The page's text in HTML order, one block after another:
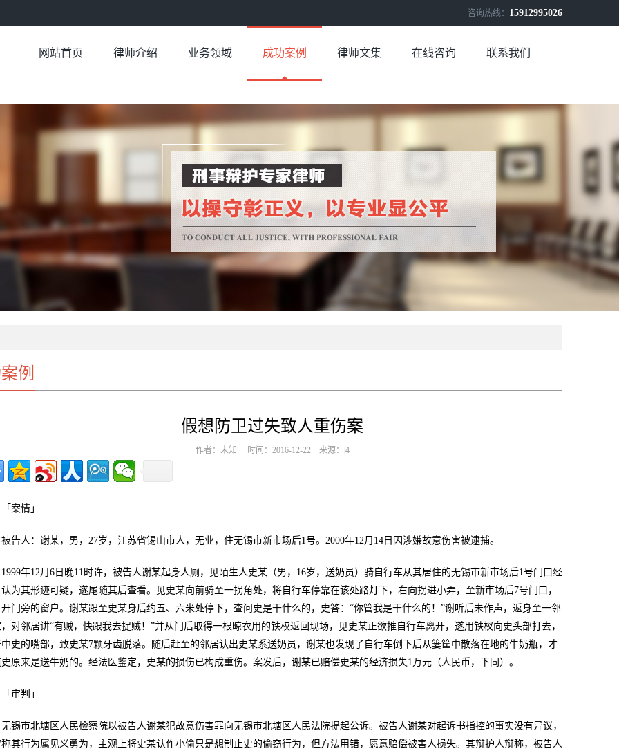
咨询热线： 15912995026
网站首页 律师介绍 业务领域 成功案例 律师文集 在线咨询 联系我们
例
假想防卫过失致人重伤案
作者：未知 时间：2016-12-22 来源：|4
「案情」
被告人：谢某，男，27岁，江苏省锡山市人，无业，住无锡市新市场后1号。2000年12月14日因涉嫌故意伤害被逮捕。
1999年12月6日晚11时许，被告人谢某起身人厕，见陌生人史某（男，16岁，送奶员）骑自行车从其居住的无锡市新市场后1号门口经
为其形迹可疑，遂尾随其后查看。见史某向前骑至一拐角处，将自行车停靠在该处路灯下，右向拐进小弄，至新市场后7号门口，
开门旁的窗户。谢某跟至史某身后约五、六米处停下，查问史是干什么的，史答：“你管我是干什么的！”谢听后未作声，返身至一邻
对邻居讲“有贼，快跟我去捉贼！”并从门后取得一根晾衣用的铁权返回现场，见史某正欲推自行车离开，遂用铁杈向史头部打去，
中史的嘴部，致史某7颗牙齿脱落。随后赶至的邻居认出史某系送奶员，谢某也发现了自行车倒下后从篓筐中散落在地的牛奶瓶，才
原来是送牛奶的。经法医鉴定，史某的损伤已构成重伤。案发后，谢某已赔偿史某的经济损失1万元（人民币，下同）。
「审判」
无锡市北塘区人民检察院以被告人谢某犯故意伤害罪向无锡市北塘区人民法院提起公诉。被告人谢某对起诉书指控的事实没有异议，
其行为属见义勇为，主观上将史某认作小偷只是想制止史的偷窃行为，但方法用错，愿意赔偿被害人损失。其辩护人辩称，被告人